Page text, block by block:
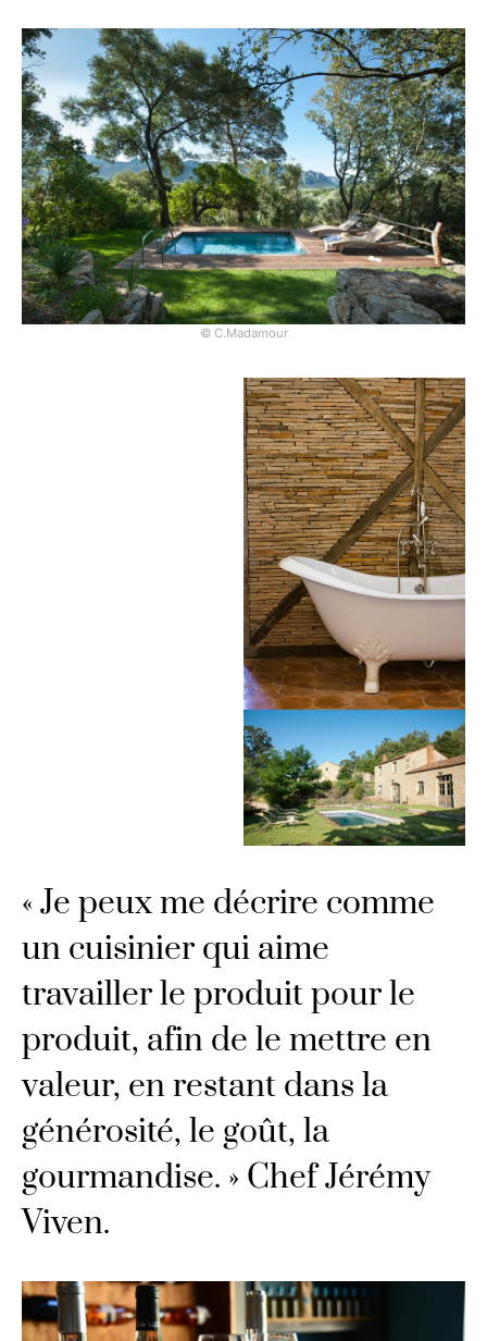
© C.Madamour
« Je peux me décrire comme
un cuisinier qui aime
travailler le produit pour le
produit, afin de le mettre en
valeur, en restant dans la
générosité, le goût, la
gourmandise. » Chef Jérémy
Viven.